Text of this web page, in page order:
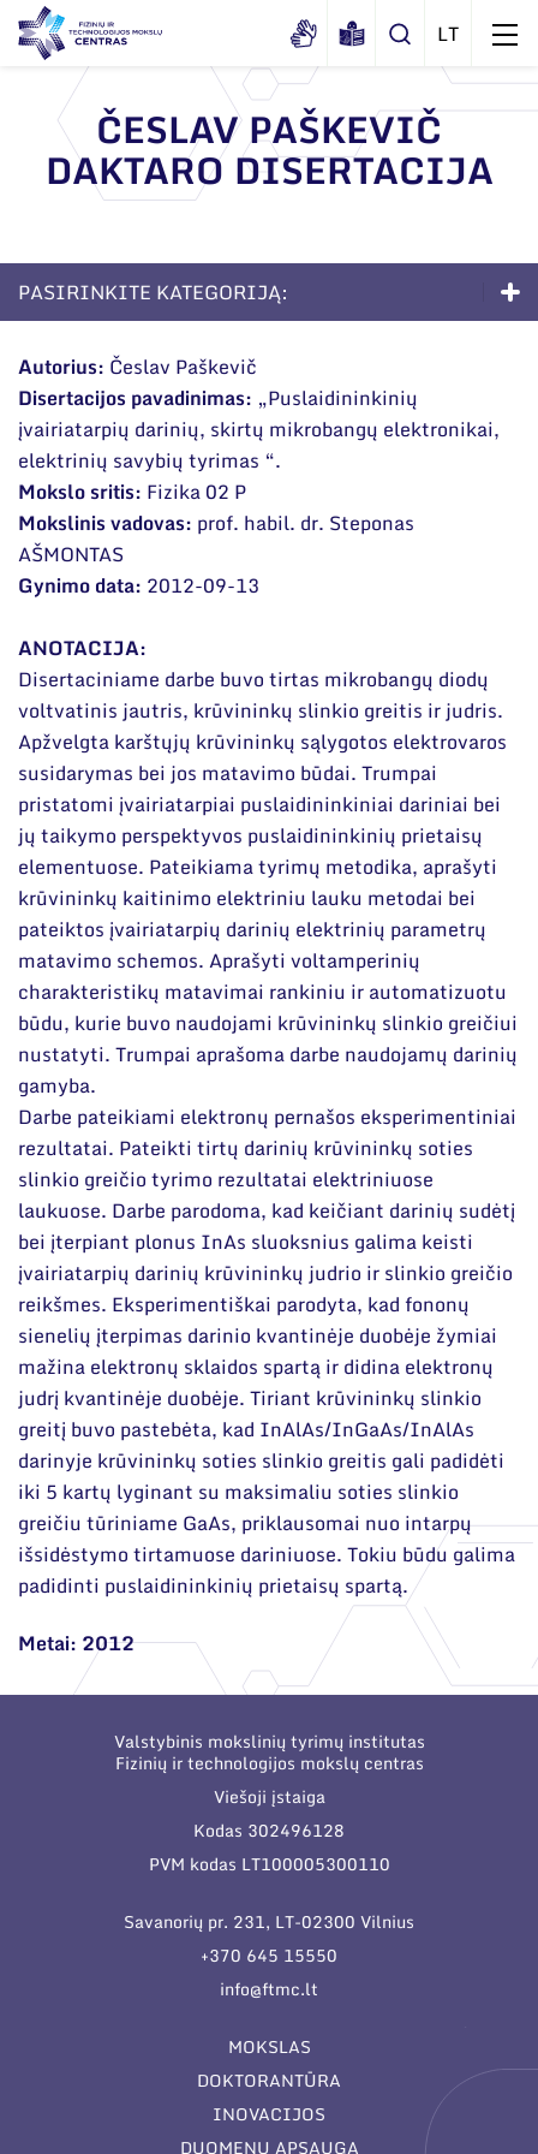
Apie mus
Dokumentai
Sertifikatai ir akreditavimo pažymėjimai
Viešieji pirkimai
Korupcijos prevencija
Duomenų apsauga
Darbuotojams
Nuorodos
Narystė nacionalinėse ir tarptautinėse
Administracija
Administraciniai skyriai
Moksliniai skyriai
Mokslo taryba
Tarptautinė patarėjų taryba
Mokslininkai emeritai
Naujienos
Renginiai
Tinklalaidės
Leidiniai
Bendri rekvizitai
Administracija
Darbuotojų kontaktai
ČESLAV PAŠKEVIČ
DAKTARO DISERTACIJA
PASIRINKITE KATEGORIJĄ:
Doktorantūra
Apie studijas
Priėmimas į doktorantūrą
Gyvenimas doktorantūroje
DUK
Dokumentai
Autorius: Česlav Paškevič
Disertacijos pavadinimas: „Puslaidininkinių
įvairiatarpių darinių, skirtų mikrobangų elektronikai,
elektrinių savybių tyrimas “.
Mokslo sritis: Fizika 02 P
Mokslinis vadovas: prof. habil. dr. Steponas
AŠMONTAS
Gynimo data: 2012-09-13
ANOTACIJA:
Disertaciniame darbe buvo tirtas mikrobangų diodų
voltvatinis jautris, krūvininkų slinkio greitis ir judris.
Apžvelgta karštųjų krūvininkų sąlygotos elektrovaros
susidarymas bei jos matavimo būdai. Trumpai
pristatomi įvairiatarpiai puslaidininkiniai dariniai bei
jų taikymo perspektyvos puslaidininkinių prietaisų
elementuose. Pateikiama tyrimų metodika, aprašyti
krūvininkų kaitinimo elektriniu lauku metodai bei
pateiktos įvairiatarpių darinių elektrinių parametrų
matavimo schemos. Aprašyti voltamperinių
charakteristikų matavimai rankiniu ir automatizuotu
būdu, kurie buvo naudojami krūvininkų slinkio greičiui
nustatyti. Trumpai aprašoma darbe naudojamų darinių
gamyba.
Darbe pateikiami elektronų pernašos eksperimentiniai
rezultatai. Pateikti tirtų darinių krūvininkų soties
slinkio greičio tyrimo rezultatai elektriniuose
laukuose. Darbe parodoma, kad keičiant darinių sudėtį
bei įterpiant plonus InAs sluoksnius galima keisti
įvairiatarpių darinių krūvininkų judrio ir slinkio greičio
reikšmes. Eksperimentiškai parodyta, kad fononų
sienelių įterpimas darinio kvantinėje duobėje žymiai
mažina elektronų sklaidos spartą ir didina elektronų
judrį kvantinėje duobėje. Tiriant krūvininkų slinkio
greitį buvo pastebėta, kad InAlAs/InGaAs/InAlAs
darinyje krūvininkų soties slinkio greitis gali padidėti
iki 5 kartų lyginant su maksimaliu soties slinkio
greičiu tūriniame GaAs, priklausomai nuo intarpų
išsidėstymo tirtamuose dariniuose. Tokiu būdu galima
padidinti puslaidininkinių prietaisų spartą.
Metai: 2012
Valstybinis mokslinių tyrimų institutas
Fizinių ir technologijos mokslų centras
Viešoji įstaiga
Kodas 302496128
PVM kodas LT100005300110
Savanorių pr. 231, LT-02300 Vilnius
+370 645 15550
info@ftmc.lt
MOKSLAS
DOKTORANTŪRA
INOVACIJOS
DUOMENŲ APSAUGA